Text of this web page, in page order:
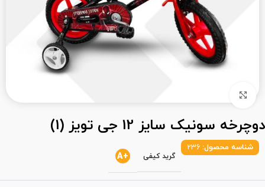
دوچرخه سونیک سایز 12 جی تویز (1)
شناسه محصول: 236
گرید کیفی +A